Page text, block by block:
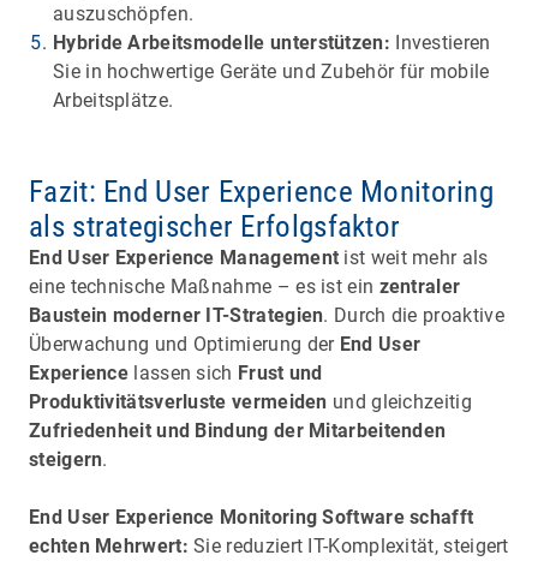
auszuschöpfen.
Hybride Arbeitsmodelle unterstützen: Investieren
Sie in hochwertige Geräte und Zubehör für mobile
Arbeitsplätze.
Fazit: End User Experience Monitoring
als strategischer Erfolgsfaktor
End User Experience Management ist weit mehr als
eine technische Maßnahme – es ist ein zentraler
Baustein moderner IT-Strategien. Durch die proaktive
Überwachung und Optimierung der End User
Experience lassen sich Frust und
Produktivitätsverluste vermeiden und gleichzeitig
Zufriedenheit und Bindung der Mitarbeitenden
steigern.
End User Experience Monitoring Software schafft
echten Mehrwert: Sie reduziert IT-Komplexität, steigert